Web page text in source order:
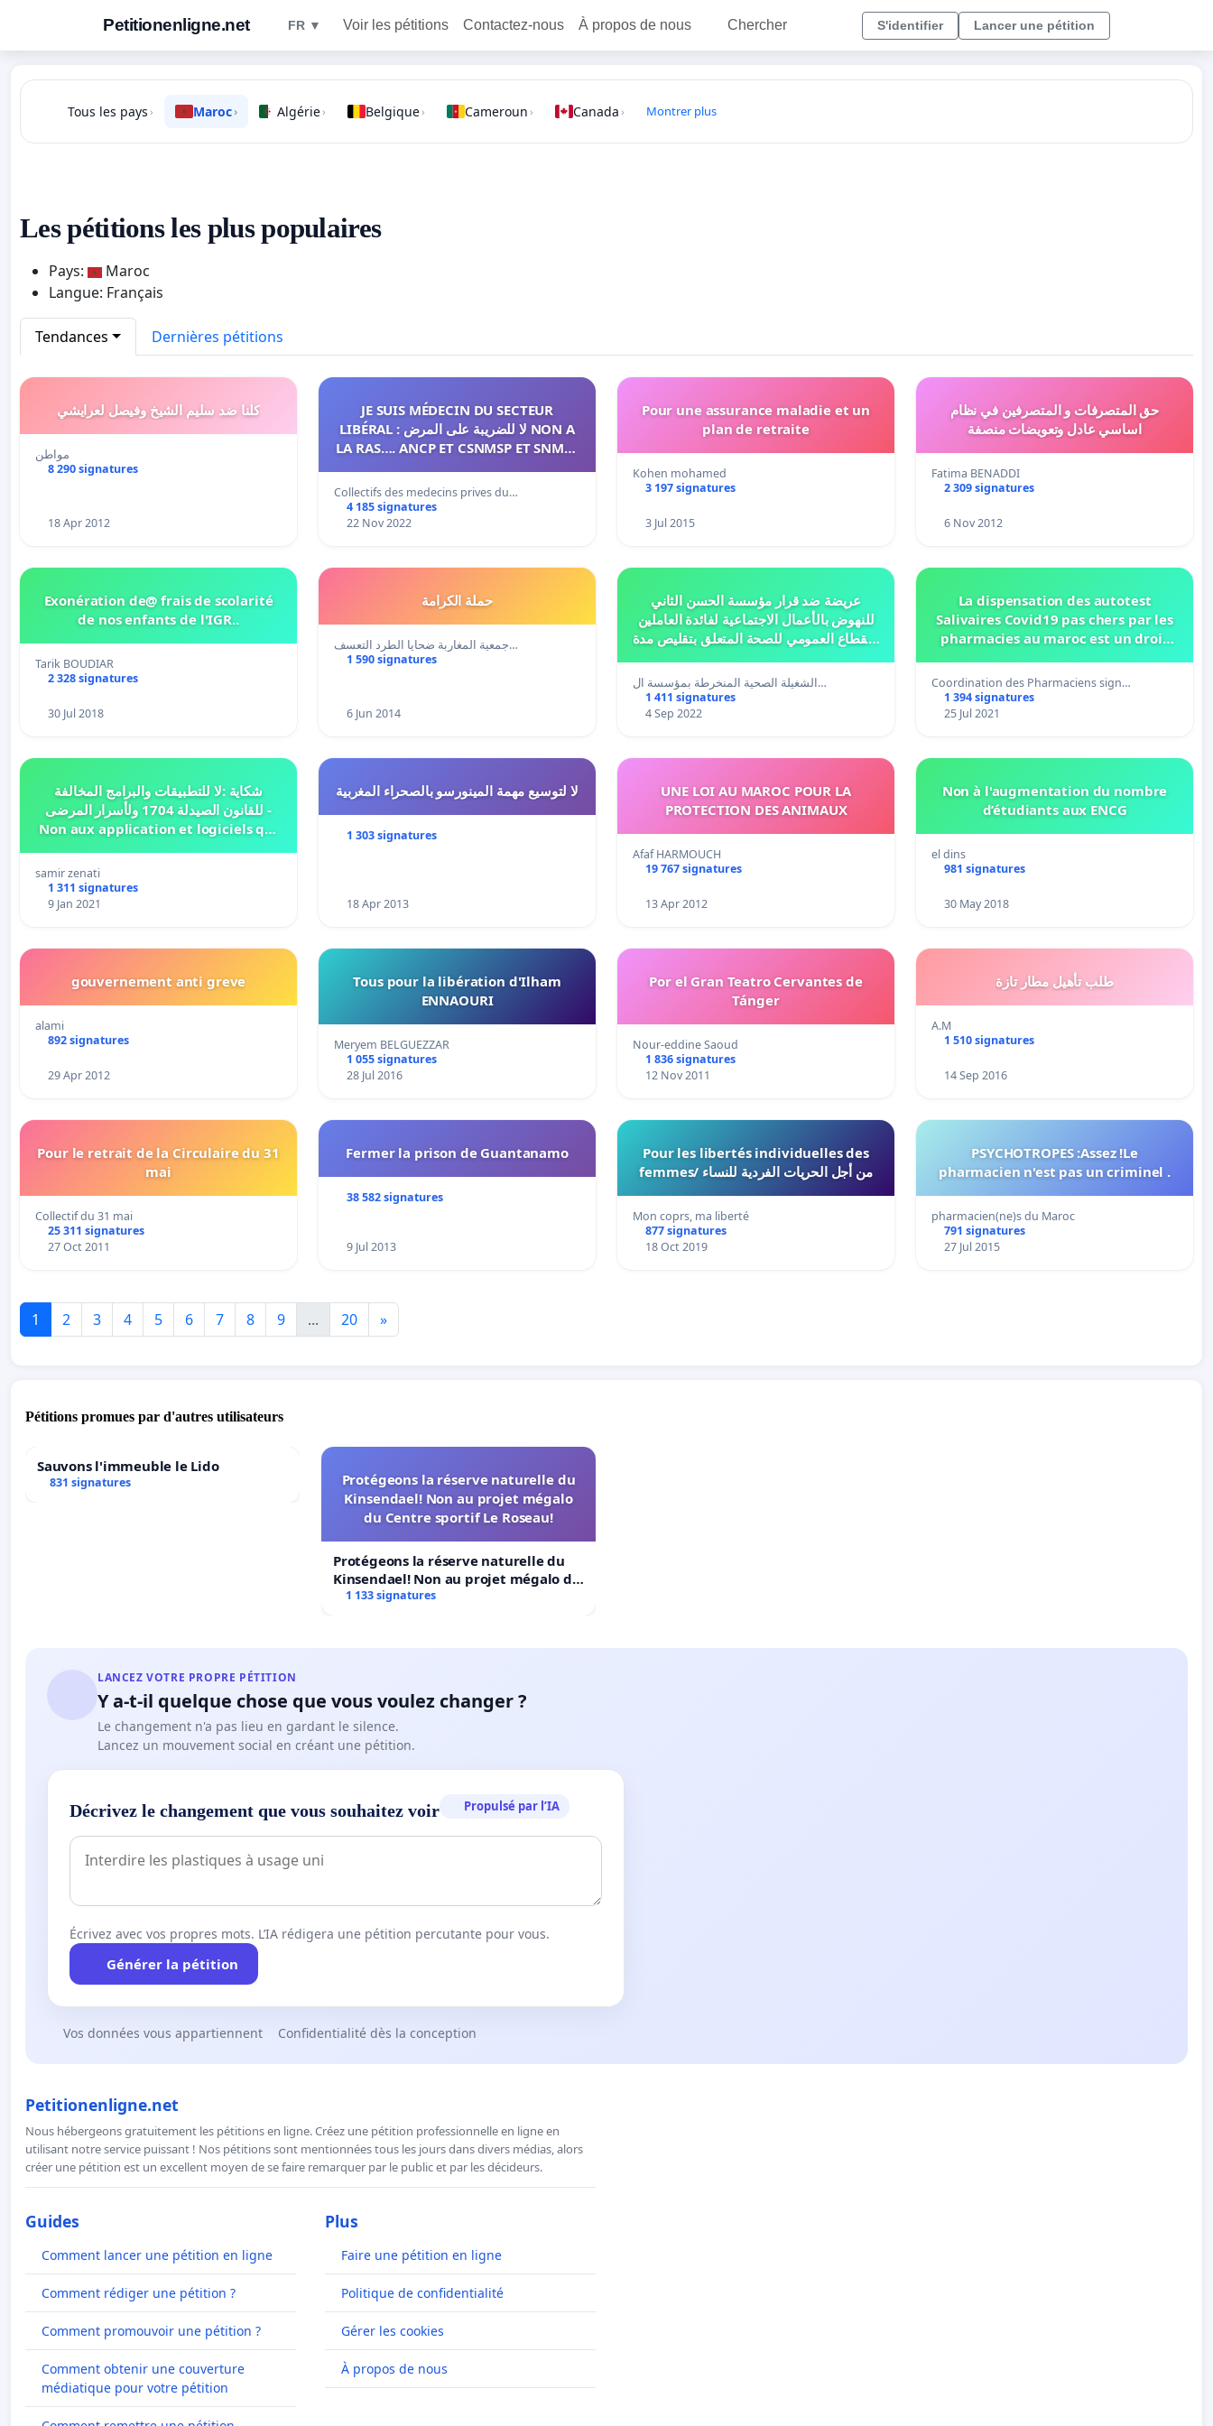
Petitionenligne.net FR ▼ Voir les pétitions Contactez-nous À propos de nous Chercher S'identifier Lancer une pétition
Tous les pays › Maroc› Algérie› Belgique› Cameroun › Canada › Montrer plus
Les pétitions les plus populaires
Pays:
Maroc
Langue: Français
Tendances Dernières pétitions
كلنا ضد سليم الشيخ وفيصل لعرايشي
مواطن
8 290 signatures
18 Apr 2012
JE SUIS MÉDECIN DU SECTEUR
LIBÉRAL : لا للضريبة على المرض NON A
LA RAS…. ANCP ET CSNMSP ET SNMSL
Collectifs des medecins prives du…
4 185 signatures
22 Nov 2022
Pour une assurance maladie et un
plan de retraite
Kohen mohamed
3 197 signatures
3 Jul 2015
حق المتصرفات و المتصرفين في نظام
اساسي عادل وتعويضات منصفة
Fatima BENADDI
2 309 signatures
6 Nov 2012
Exonération de@ frais de scolarité
de nos enfants de l'IGR..
Tarik BOUDIAR
2 328 signatures
30 Jul 2018
حملة الكرامة
جمعية المغاربة ضحايا الطرد التعسف…
1 590 signatures
6 Jun 2014
عريضة ضد قرار مؤسسة الحسن الثاني
للنهوض بالأعمال الاجتماعية لفائدة العاملين
بالقطاع العمومي للصحة المتعلق بتقليص مدة
الشغيلة الصحية المنخرطة بمؤسسة ال…
1 411 signatures
4 Sep 2022
La dispensation des autotest
Salivaires Covid19 pas chers par les
pharmacies au maroc est un droit
Coordination des Pharmaciens sign…
1 394 signatures
25 Jul 2021
شكاية :لا للتطبيقات والبرامج المخالفة
للقانون الصيدلة 1704 ولأسرار المرضى -
Non aux application et logiciels qui
samir zenati
1 311 signatures
9 Jan 2021
لا لتوسيع مهمة المينورسو بالصحراء المغربية
1 303 signatures
18 Apr 2013
UNE LOI AU MAROC POUR LA
PROTECTION DES ANIMAUX
Afaf HARMOUCH
19 767 signatures
13 Apr 2012
Non à l'augmentation du nombre
d’étudiants aux ENCG
el dins
981 signatures
30 May 2018
gouvernement anti greve
alami
892 signatures
29 Apr 2012
Tous pour la libération d'Ilham
ENNAOURI
Meryem BELGUEZZAR
1 055 signatures
28 Jul 2016
Por el Gran Teatro Cervantes de
Tánger
Nour-eddine Saoud
1 836 signatures
12 Nov 2011
طلب تأهيل مطار تازة
A.M
1 510 signatures
14 Sep 2016
Pour le retrait de la Circulaire du 31
mai
Collectif du 31 mai
25 311 signatures
27 Oct 2011
Fermer la prison de Guantanamo
38 582 signatures
9 Jul 2013
Pour les libertés individuelles des
femmes/ من أجل الحريات الفردية للنساء
Mon coprs, ma liberté
877 signatures
18 Oct 2019
PSYCHOTROPES :Assez !Le
pharmacien n'est pas un criminel .
pharmacien(ne)s du Maroc
791 signatures
27 Jul 2015
1 2 3 4 5 6 7 8 9 ... 20 »
Pétitions promues par d'autres utilisateurs
Sauvons l'immeuble le Lido
831 signatures
Protégeons la réserve naturelle du
Kinsendael! Non au projet mégalo
du Centre sportif Le Roseau!
Protégeons la réserve naturelle du
Kinsendael! Non au projet mégalo du
Centre sportif Le Roseau!
1 133 signatures
LANCEZ VOTRE PROPRE PÉTITION
Y a-t-il quelque chose que vous voulez changer ?
Le changement n'a pas lieu en gardant le silence.
Lancez un mouvement social en créant une pétition.
Décrivez le changement que vous souhaitez voir Propulsé par l’IA
Écrivez avec vos propres mots. L’IA rédigera une pétition percutante pour vous.
Générer la pétition
Vos données vous appartiennent Confidentialité dès la conception
Petitionenligne.net
Nous hébergeons gratuitement les pétitions en ligne. Créez une pétition professionnelle en ligne en
utilisant notre service puissant ! Nos pétitions sont mentionnées tous les jours dans divers médias, alors
créer une pétition est un excellent moyen de se faire remarquer par le public et par les décideurs.
Guides
Comment lancer une pétition en ligne
Comment rédiger une pétition ?
Comment promouvoir une pétition ?
Comment obtenir une couverture
médiatique pour votre pétition
Plus
Faire une pétition en ligne
Politique de confidentialité
Gérer les cookies
À propos de nous